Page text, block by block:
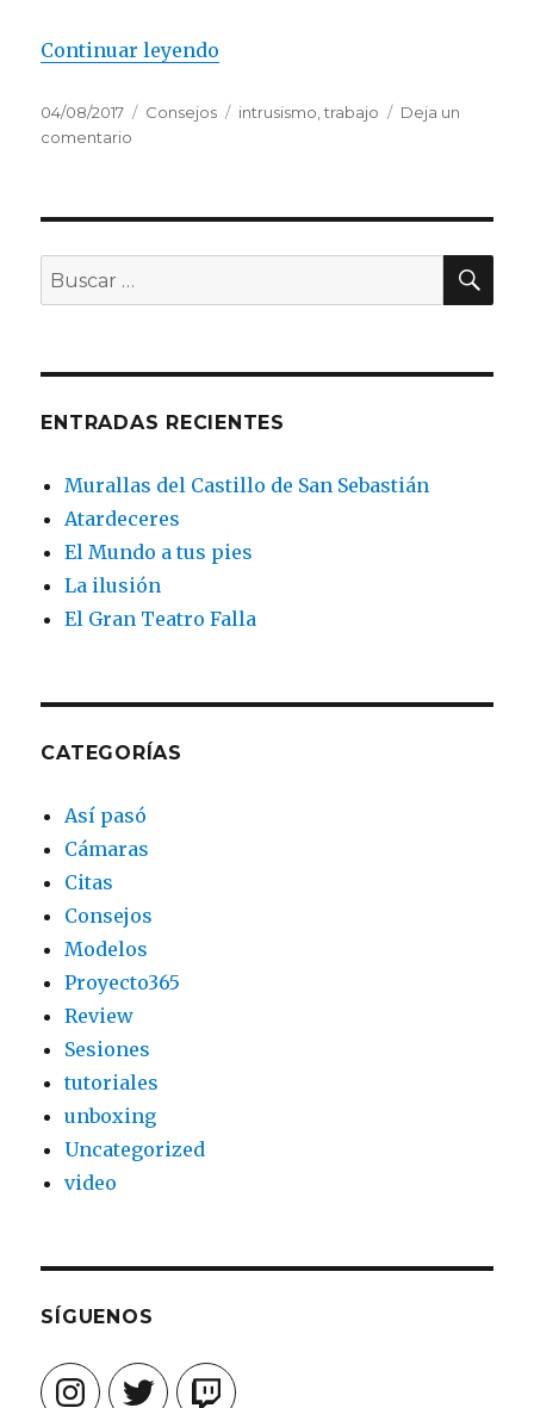
Continuar leyendo
Publicado
el
04/08/2017 Categorías
Consejos Etiquetas
intrusismo,trabajo
Deja un
comentario
mundo
de
la
Buscar
por:
ENTRADAS RECIENTES
Murallas del Castillo de San Sebastián
Atardeceres
El Mundo a tus pies
La ilusión
El Gran Teatro Falla
CATEGORÍAS
Así pasó
Cámaras
Citas
Consejos
Modelos
Proyecto365
Review
Sesiones
tutoriales
unboxing
Uncategorized
video
SÍGUENOS
InstagramTwitter Twitch